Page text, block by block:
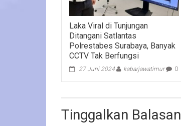
Laka Viral di Tunjungan
Ditangani Satlantas
Polrestabes Surabaya, Banyak
CCTV Tak Berfungsi
27 Juni 2024 kabarjawatimur 0
Tinggalkan Balasan